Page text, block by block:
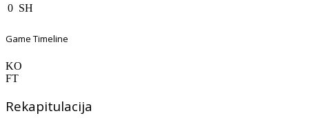
0 SH
Game Timeline
KO
FT
Rekapitulacija